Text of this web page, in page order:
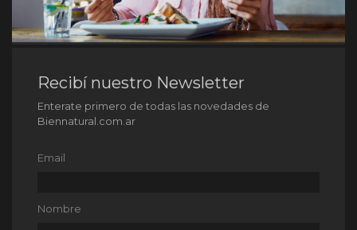
Recibí nuestro Newsletter
Enterate primero de todas las novedades de
Biennatural.com.ar
Email
Nombre